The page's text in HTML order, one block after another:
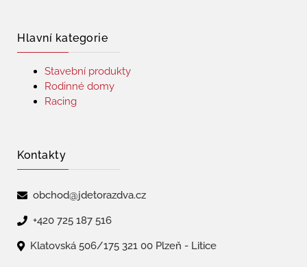
Hlavní kategorie
Stavební produkty
Rodinné domy
Racing
Kontakty
obchod@jdetorazdva.cz
+420 725 187 516
Klatovská 506/175 321 00 Plzeň - Litice